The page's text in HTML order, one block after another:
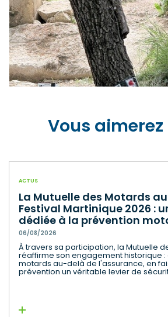
Vous
ACTUS
La Mutuelle des Motards
Festival Martinique 2026 :
dédiée à la prévention
06/08/2026
À travers sa participation, la Mutuelle
réaffirme son engagement historique
motards au-delà de l'assurance, en
prévention un véritable levier de
Lire la suite